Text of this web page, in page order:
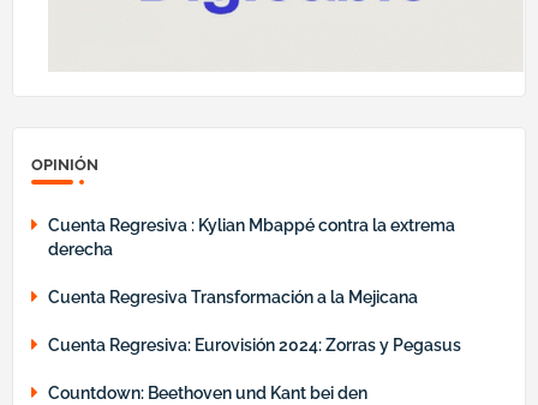
OPINIÓN
Cuenta Regresiva : Kylian Mbappé contra la extrema
derecha
Cuenta Regresiva Transformación a la Mejicana
Cuenta Regresiva: Eurovisión 2024: Zorras y Pegasus
Countdown: Beethoven und Kant bei den